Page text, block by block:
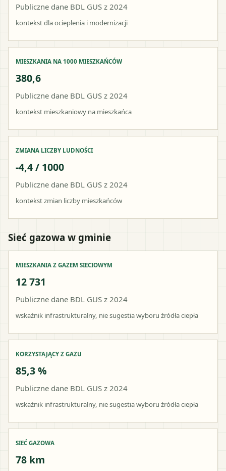
Publiczne dane BDL GUS z 2024
kontekst dla ocieplenia i modernizacji
MIESZKANIA NA 1000 MIESZKAŃCÓW
380,6
Publiczne dane BDL GUS z 2024
kontekst mieszkaniowy na mieszkańca
ZMIANA LICZBY LUDNOŚCI
-4,4 / 1000
Publiczne dane BDL GUS z 2024
kontekst zmian liczby mieszkańców
Sieć gazowa w gminie
MIESZKANIA Z GAZEM SIECIOWYM
12 731
Publiczne dane BDL GUS z 2024
wskaźnik infrastrukturalny, nie sugestia wyboru źródła ciepła
KORZYSTAJĄCY Z GAZU
85,3 %
Publiczne dane BDL GUS z 2024
wskaźnik infrastrukturalny, nie sugestia wyboru źródła ciepła
SIEĆ GAZOWA
78 km